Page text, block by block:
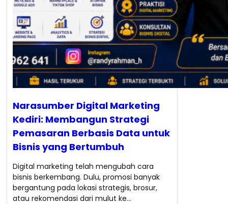
Narasumber Digital Marketing
Kediri: Membangun Strategi
Pemasaran Berbasis Data untuk
Bisnis yang Bertumbuh
Digital marketing telah mengubah cara
bisnis berkembang. Dulu, promosi banyak
bergantung pada lokasi strategis, brosur,
atau rekomendasi dari mulut ke…